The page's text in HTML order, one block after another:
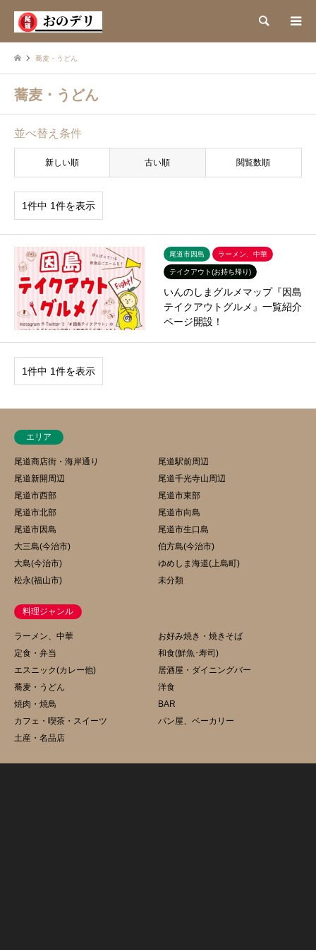
検索
蕎麦・うどん
蕎麦・うどん
並べ替え条件
新しい順 古い順 閲覧数順
1件中 1件を表示
尾道市因島 ラーメン、中華
テイクアウト(お持ち帰り)
いんのしまグルメマップ『因島
テイクアウトグルメ』一覧紹介
ページ開設！
1件中 1件を表示
エリア
尾道商店街・海岸通り
尾道駅前周辺
尾道新開周辺
尾道千光寺山周辺
尾道市西部
尾道市東部
尾道市北部
尾道市向島
尾道市因島
尾道市生口島
大三島(今治市)
伯方島(今治市)
大島(今治市)
ゆめしま海道(上島町)
松永(福山市)
未分類
料理ジャンル
ラーメン、中華
お好み焼き・焼きそば
定食・弁当
和食(鮮魚･寿司)
エスニック(カレー他)
居酒屋・ダイニングバー
蕎麦・うどん
洋食
焼肉・焼鳥
BAR
カフェ・喫茶・スイーツ
パン屋、ベーカリー
土産・名品店